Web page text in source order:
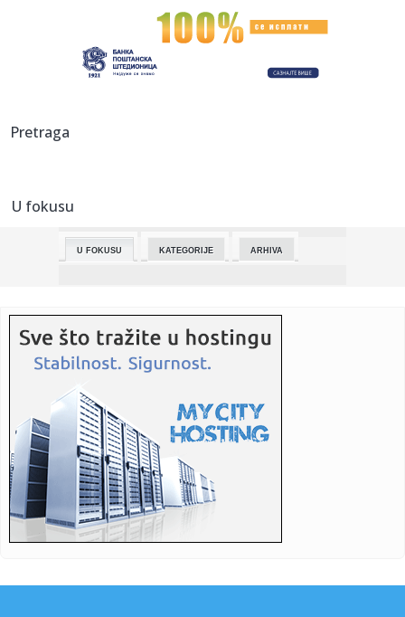
Tuča navijačkih grupa u Nišu, dve osobe povređene
00:21:Evo šta stoji iza sve učestalijih krađa oznaka proizvođača
da se...
00:15:
00:06:
Barselona je u velikoj krizi! Đirona poklonila lidersko mesto
00:02:Izvedena monodrama o Milunki Savić
00:02:Surove kritike na račun kultnog rimejka
00:02:Debakl Slovenaca u haotičnoj završnici: Bili drugi pa im
vrijem...
00:02:Šmit: Ni od jednog sagovornika u Minhenu nisam čuo
podršku ide...
Pretraga
U fokusu
U FOKUSU KATEGORIJE ARHIVA